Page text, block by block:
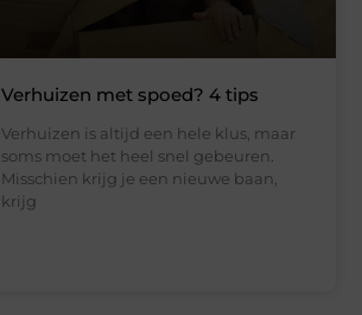
Verhuizen met spoed? 4 tips
Verhuizen is altijd een hele klus, maar
soms moet het heel snel gebeuren.
Misschien krijg je een nieuwe baan,
krijg